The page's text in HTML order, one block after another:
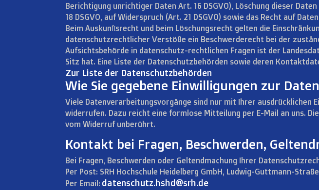
Berichtigung unrichtiger Daten Art. 16 DSGVO), Löschung dieser
18 DSGVO, auf Widerspruch (Art. 21 DSGVO) sowie das Recht auf
Beim Auskunftsrecht und beim Löschungsrecht gelten die
datenschutzrechtlicher Verstöße ein Beschwerderecht bei der
Aufsichtsbehörde in datenschutz-rechtlichen Fragen ist der
Sitz hat. Eine Liste der Datenschutzbehörden sowie deren
Zur Liste der Datenschutzbehörden
Wie Sie gegebene Einwilligungen zur
Viele Datenverarbeitungsvorgänge sind nur mit Ihrer ausdrücklichen
widerrufen. Dazu reicht eine formlose Mitteilung per E-Mail an uns.
vom Widerruf unberührt.
Kontakt bei Fragen, Beschwerden,
Bei Fragen, Beschwerden oder Geltendmachung Ihrer
Per Post: SRH Hochschule Heidelberg GmbH, Ludwig-Guttmann-
Per Email: datenschutz.hshd@srh.de